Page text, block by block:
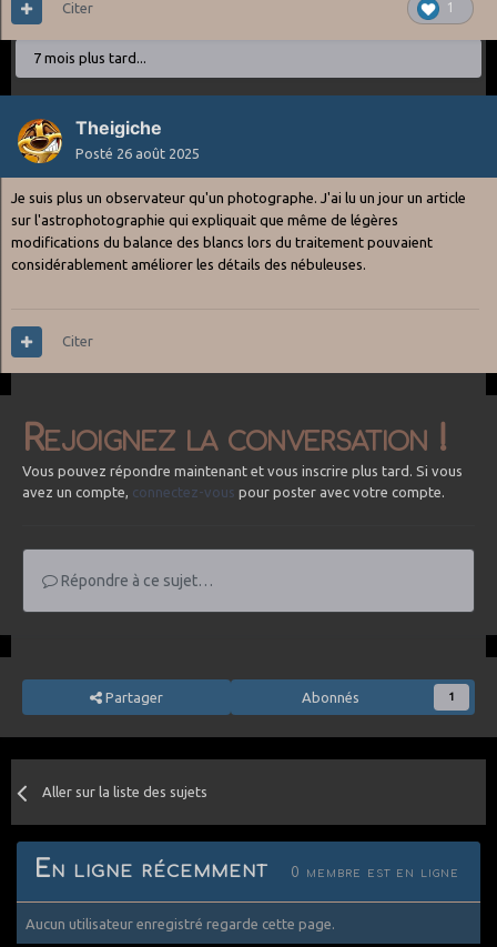
1
Citer
7 mois plus tard...
Theigiche
Posté 26 août 2025
Je suis plus un observateur qu'un photographe. J'ai lu un jour un article
sur l'astrophotographie qui expliquait que même de légères
modifications du balance des blancs lors du traitement pouvaient
considérablement améliorer les détails des nébuleuses.
Citer
Rejoignez la conversation !
Vous pouvez répondre maintenant et vous inscrire plus tard. Si vous
avez un compte, connectez-vous pour poster avec votre compte.
Répondre à ce sujet…
Partager Abonnés 1
Aller sur la liste des sujets
En ligne récemment 0 membre est en ligne
Aucun utilisateur enregistré regarde cette page.